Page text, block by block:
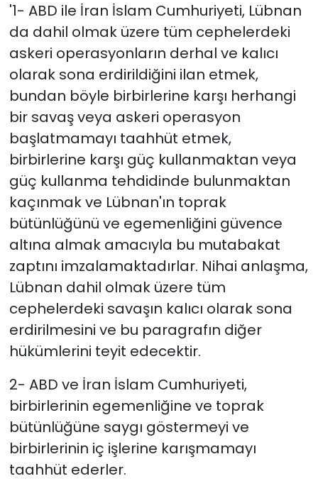
'1- ABD ile İran İslam Cumhuriyeti, Lübnan
da dahil olmak üzere tüm cephelerdeki
askeri operasyonların derhal ve kalıcı
olarak sona erdirildiğini ilan etmek,
bundan böyle birbirlerine karşı herhangi
bir savaş veya askeri operasyon
başlatmamayı taahhüt etmek,
birbirlerine karşı güç kullanmaktan veya
güç kullanma tehdidinde bulunmaktan
kaçınmak ve Lübnan'ın toprak
bütünlüğünü ve egemenliğini güvence
altına almak amacıyla bu mutabakat
zaptını imzalamaktadırlar. Nihai anlaşma,
Lübnan dahil olmak üzere tüm
cephelerdeki savaşın kalıcı olarak sona
erdirilmesini ve bu paragrafın diğer
hükümlerini teyit edecektir.
2- ABD ve İran İslam Cumhuriyeti,
birbirlerinin egemenliğine ve toprak
bütünlüğüne saygı göstermeyi ve
birbirlerinin iç işlerine karışmamayı
taahhüt ederler.